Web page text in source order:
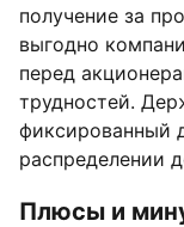
получение за
выгодно
перед
трудностей.
фиксированный
распределении
Плюсы и